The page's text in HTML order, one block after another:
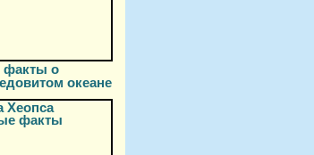
факты о
океане